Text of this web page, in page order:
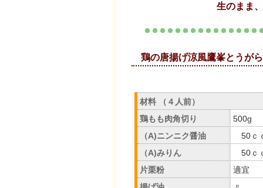
生のまま
鶏の唐揚げ涼
材料 （４人前）
鶏もも肉角切り
500g
（A)ニンニク醤油
50ｃ
（A)みりん
50ｃ
片栗粉
適宜